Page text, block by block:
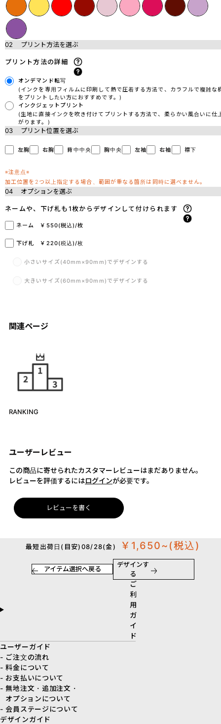
02 プリント方法を選ぶ
プリント方法の詳細
オンデマンド転写
(インクを専用フィルムに印刷して熱で圧着する方法で、カラフルで複雑な
をプリントしたい方におすすめです。)
インクジェットプリント
(生地に直接インクを吹き付けてプリントする方法で、柔らかい風合いに仕
がります。)
03 プリント位置を選ぶ
左胸 右胸 背中中央 胸中央 左袖 右袖 襟下
※注意点※
加工位置を2つ以上指定する場合、範囲が重なる箇所は同時に選べません。
04 オプションを選ぶ
ネームや、下げ札も1枚からデザインして付けられます
ネーム ￥550(税込)/枚
下げ札 ￥220(税込)/枚
小さいサイズ(40mm×90mm)でデザインする
大きいサイズ(60mm×90mm)でデザインする
関連ページ
RANKING
ユーザーレビュー
この商品に寄せられたカスタマーレビューはまだありません。
レビューを評価するにはログインが必要です。
レビューを書く
最短出荷日(目安)08/28(金) ￥1,650~ (税込)
アイテム選択へ戻る
デザインす
る
ご
利
用
ガ
イ
ド
ユーザーガイド
- ご注文の流れ
- 料金について
- お支払いについて
- 無地注文・追加注文・
オプションについて
- 会員ステージについて
デザインガイド